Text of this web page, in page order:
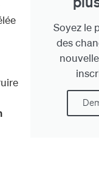
Soyez le
des